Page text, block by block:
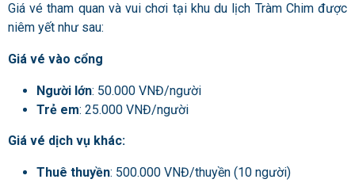
Giá vé tham quan và vui chơi tại khu du lịch Tràm Chim được
niêm yết như sau:
Giá vé vào cổng
Người lớn: 50.000 VNĐ/người
Trẻ em: 25.000 VNĐ/người
Giá vé dịch vụ khác:
Thuê thuyền: 500.000 VNĐ/thuyền (10 người)